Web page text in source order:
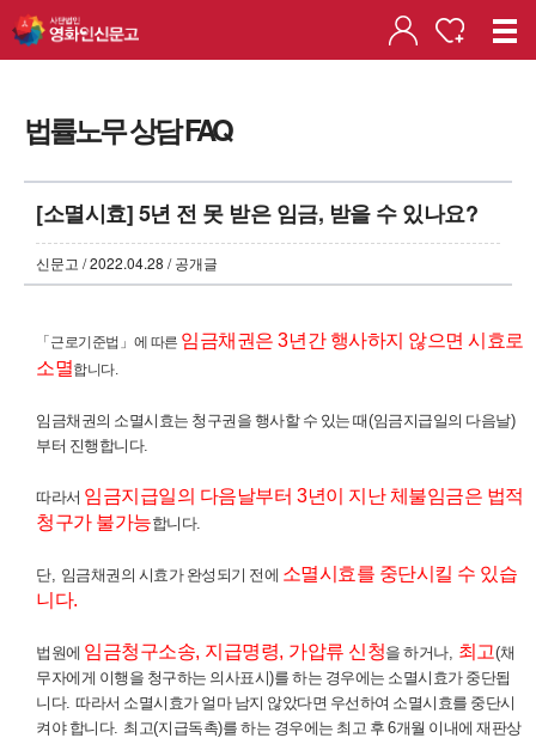
법률노무 상담 FAQ
[소멸시효] 5년 전 못 받은 임금, 받을 수 있나요?
신문고 / 2022.04.28 / 공개글
「 근로기준법 」 에 따른 임금채권은 3년간 행사하지 않으면 시효로
소멸합니다.
임금채권의 소멸시효는 청구권을 행사할 수 있는 때(임금지급일의 다음날)
부터 진행합니다.
따라서 임금지급일의 다음날부터 3년이 지난 체불임금은 법적
청구가 불가능합니다.
단, 임금채권의 시효가 완성되기 전에 소멸시효를 중단시킬 수 있습
니다.
법원에 임금청구소송, 지급명령, 가압류 신청을 하거나, 최고(채
무자에게 이행을 청구하는 의사표시)를 하는 경우에는 소멸시효가 중단됩
니다. 따라서 소멸시효가 얼마 남지 않았다면 우선하여 소멸시효를 중단시
켜야 합니다. 최고(지급독촉)를 하는 경우에는 최고 후 6개월 이내에 재판상